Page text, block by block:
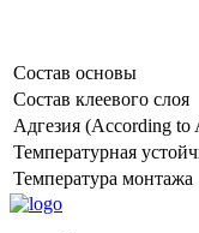
Состав основы
Состав клеевого слоя
Адгезия (According to
Температурная
Температура монтажа